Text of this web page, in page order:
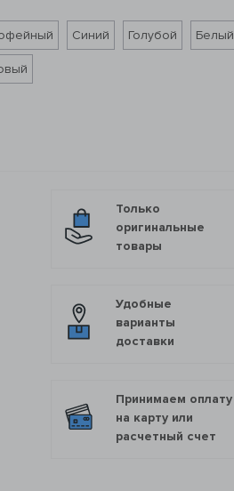
Синий Голубой Белый
Только
оригинальные
товары
Удобные
варианты
доставки
Принимаем оплату
на карту или
расчетный счет